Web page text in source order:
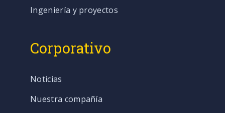
Ingeniería y proyectos
Corporativo
Noticias
Nuestra compañía